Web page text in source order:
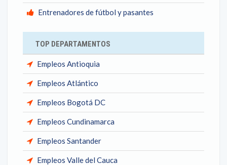
Entrenadores de fútbol y pasantes
TOP DEPARTAMENTOS
Empleos Antioquia
Empleos Atlántico
Empleos Bogotá DC
Empleos Cundinamarca
Empleos Santander
Empleos Valle del Cauca